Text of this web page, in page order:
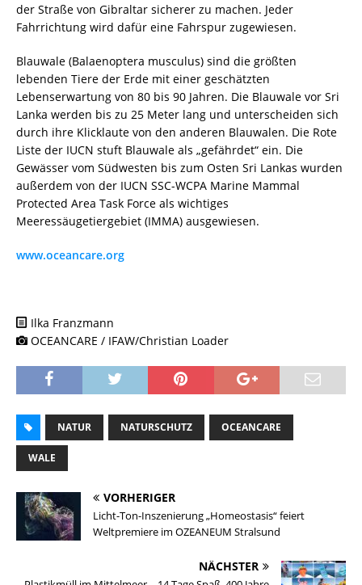
der Straße von Gibraltar sicherer zu machen. Jeder
Fahrrichtung wird dafür eine Fahrspur zugewiesen.
Blauwale (Balaenoptera musculus) sind die größten
lebenden Tiere der Erde mit einer geschätzten
Lebenserwartung von 80 bis 90 Jahren. Die Blauwale vor Sri
Lanka werden bis zu 25 Meter lang und unterscheiden sich
durch ihre Klicklaute von den anderen Blauwalen. Die Rote
Liste der IUCN stuft Blauwale als „gefährdet“ ein. Die
Gewässer vom Südwesten bis zum Osten Sri Lankas wurden
außerdem von der IUCN SSC-WCPA Marine Mammal
Protected Area Task Force als wichtiges
Meeressäugetiergebiet (IMMA) ausgewiesen.
www.oceancare.org
Ilka Franzmann
OCEANCARE / IFAW/Christian Loader
NATUR NATURSCHUTZ OCEANCARE
WALE
VORHERIGER
Licht-Ton-Inszenierung „Homeostasis“ feiert
Weltpremiere im OZEANEUM Stralsund
NÄCHSTER